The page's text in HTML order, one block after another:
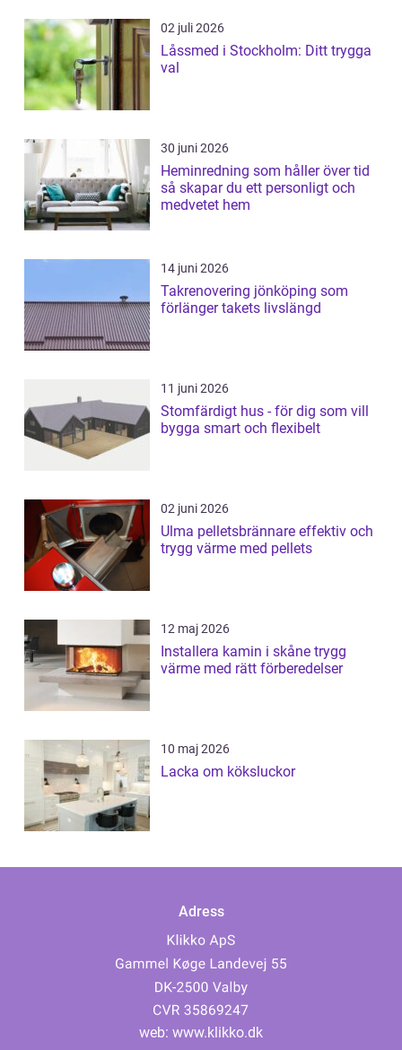
02 juli 2026
Låssmed i Stockholm: Ditt trygga
val
30 juni 2026
Heminredning som håller över tid
så skapar du ett personligt och
medvetet hem
14 juni 2026
Takrenovering jönköping som
förlänger takets livslängd
11 juni 2026
Stomfärdigt hus - för dig som vill
bygga smart och flexibelt
02 juni 2026
Ulma pelletsbrännare effektiv och
trygg värme med pellets
12 maj 2026
Installera kamin i skåne trygg
värme med rätt förberedelser
10 maj 2026
Lacka om köksluckor
Adress
web: www.klikko.dk